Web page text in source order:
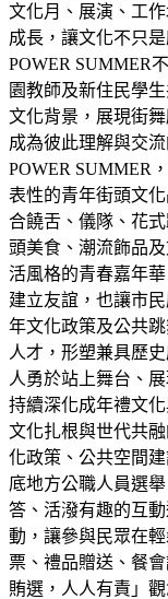
文化月、展演、工
成長，讓文化不只
POWER SUMMER
園教師及新住民學
文化背景，展現街
成為彼此理解與交
POWER SUMMER
表性的青年街頭文
合饒舌、儀隊、花
頭美食、潮流飾品
活風格的青春嘉年
建立友誼，也讓市
年文化政策及公共
人才，形塑兼具歷
人勇於站上舞台、
持續深化成年禮文
文化扎根與世代共
化政策、公共空間
底地方公職人員選
答、活潑有趣的互
動，讓參與民眾在
票、禮品贈送、餐
賄選，人人有責」